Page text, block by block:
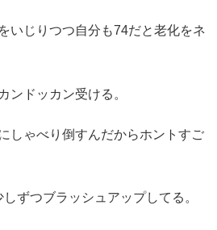
いじりつつ自分も74だと老化をネ
ンドッカン受ける。
しゃべり倒すんだからホントすご
ずつブラッシュアップしてる。